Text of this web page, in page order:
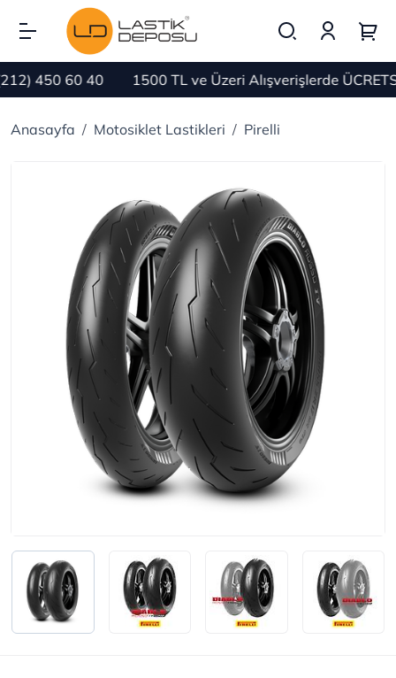
450 60 40 1500 TL ve Üzeri Alışverişlerde ÜCRETSİZ
Anasayfa Motosiklet Lastikleri Pirelli